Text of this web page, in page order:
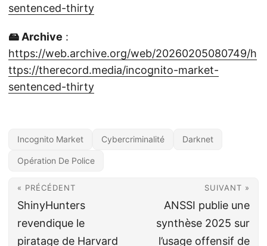
sentenced-thirty
🖴 Archive :
https://web.archive.org/web/20260205080749/h
ttps://therecord.media/incognito-market-
sentenced-thirty
Incognito Market Cybercriminalité Darknet
Opération De Police
« PRÉCÉDENT
ShinyHunters
revendique le
piratage de Harvard
SUIVANT »
ANSSI publie une
synthèse 2025 sur
l’usage offensif de